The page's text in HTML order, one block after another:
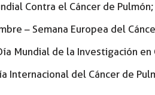
Contra el Cáncer de Pulmón;
– Semana Europea del
Mundial de la Investigación en
Internacional del Cáncer de